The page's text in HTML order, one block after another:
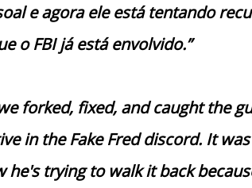
e agora ele está tentando
o FBI já está envolvido.”
forked, fixed, and caught the
in the Fake Fred discord. It was
trying to walk it back